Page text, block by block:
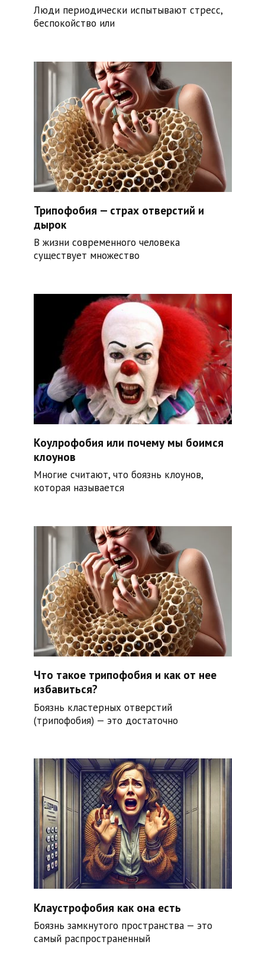
Люди периодически испытывают стресс,
беспокойство или
Трипофобия — страх отверстий и
дырок
В жизни современного человека
существует множество
Коулрофобия или почему мы боимся
клоунов
Многие считают, что боязнь клоунов,
которая называется
Что такое трипофобия и как от нее
избавиться?
Боязнь кластерных отверстий
(трипофобия) — это достаточно
Клаустрофобия как она есть
Боязнь замкнутого пространства — это
самый распространенный